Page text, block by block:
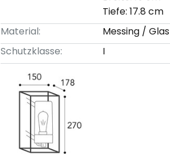
Tiefe: 17.8 cm
Material:
Messing / Glas
Schutzklasse:
I